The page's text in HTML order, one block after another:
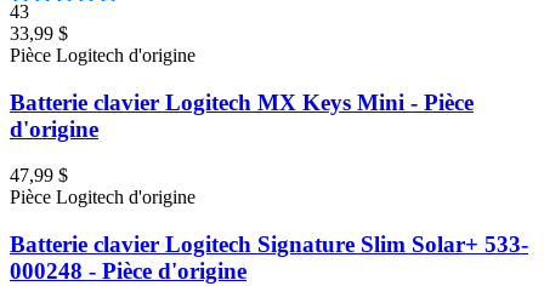
43
33,99 $
Pièce Logitech d'origine
Batterie clavier Logitech MX Keys Mini - Pièce
d'origine
47,99 $
Pièce Logitech d'origine
Batterie clavier Logitech Signature Slim Solar+ 533-
000248 - Pièce d'origine